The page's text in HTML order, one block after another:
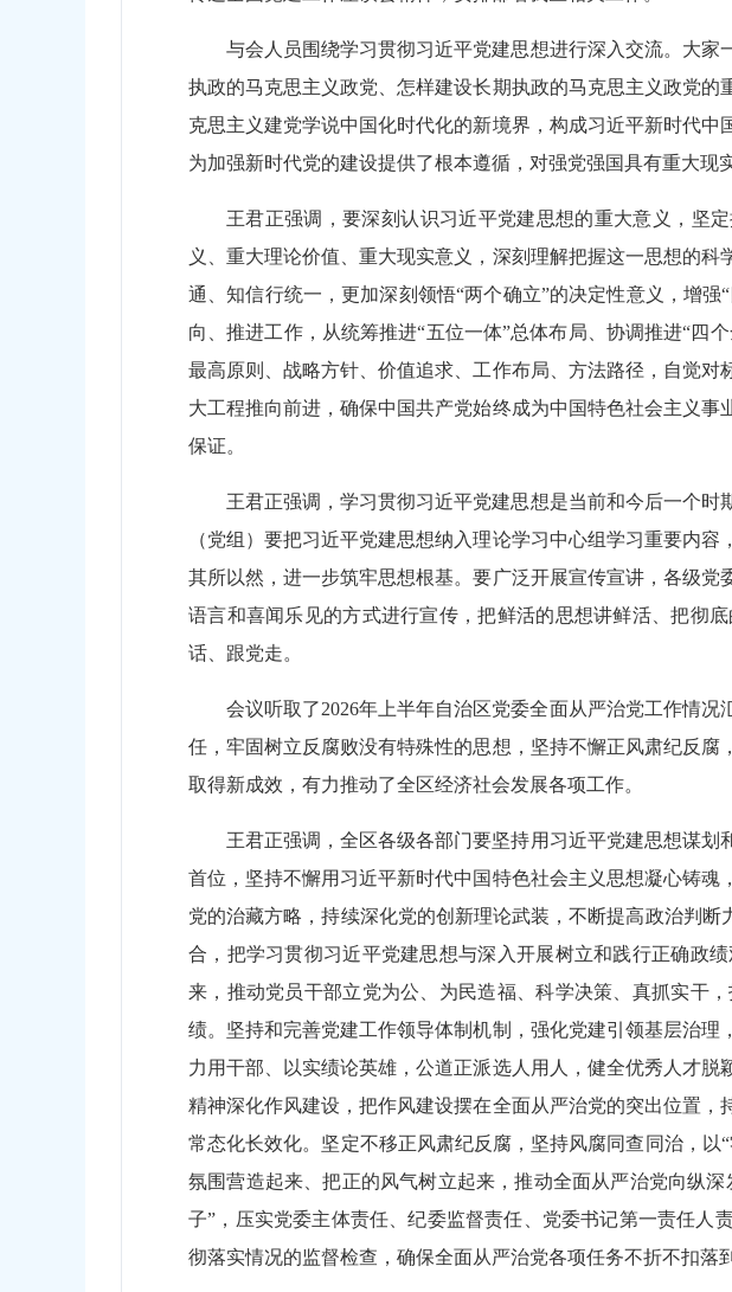
与会人员围绕学习贯彻习近平党建思想进行深入交流。大
执政的马克思主义政党、怎样建设长期执政的马克思主义政党
克思主义建党学说中国化时代化的新境界，构成习近平新时代
为加强新时代党的建设提供了根本遵循，对强党强国具有重大现
王君正强调，要深刻认识习近平党建思想的重大意义，坚
义、重大理论价值、重大现实意义，深刻理解把握这一思想的
通、知信行统一，更加深刻领悟“两个确立”的决定性意义，增
向、推进工作，从统筹推进“五位一体”总体布局、协调推进“四
最高原则、战略方针、价值追求、工作布局、方法路径，自觉
大工程推向前进，确保中国共产党始终成为中国特色社会主义
保证。
王君正强调，学习贯彻习近平党建思想是当前和今后一个
（党组）要把习近平党建思想纳入理论学习中心组学习重要内
其所以然，进一步筑牢思想根基。要广泛开展宣传宣讲，各级
语言和喜闻乐见的方式进行宣传，把鲜活的思想讲鲜活、把彻
话、跟党走。
会议听取了2026年上半年自治区党委全面从严治党工作情
任，牢固树立反腐败没有特殊性的思想，坚持不懈正风肃纪反
取得新成效，有力推动了全区经济社会发展各项工作。
王君正强调，全区各级各部门要坚持用习近平党建思想谋
首位，坚持不懈用习近平新时代中国特色社会主义思想凝心铸
党的治藏方略，持续深化党的创新理论武装，不断提高政治判
合，把学习贯彻习近平党建思想与深入开展树立和践行正确政
来，推动党员干部立党为公、为民造福、科学决策、真抓实干
绩。 坚持和完善党建工作领导体制机制，强化党建引领基层治
力用干部、以实绩论英雄，公道正派选人用人，健全优秀人才
精神深化作风建设，把作风建设摆在全面从严治党的突出位置
常态化长效化。坚定不移正风肃纪反腐，坚持风腐同查同治，
氛围营造起来、把正的风气树立起来，推动全面从严治党向纵
子”，压实党委主体责任、纪委监督责任、党委书记第一责任人
彻落实情况的监督检查，确保全面从严治党各项任务不折不扣落